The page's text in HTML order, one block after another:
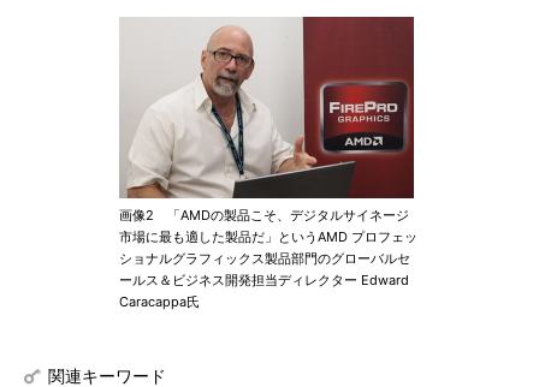
画像2 「AMDの製品こそ、デジタルサイネージ
市場に最も適した製品だ」というAMD プロフェッ
ショナルグラフィックス製品部門のグローバルセ
ールス＆ビジネス開発担当ディレクター Edward
Caracappa氏
関連キーワード